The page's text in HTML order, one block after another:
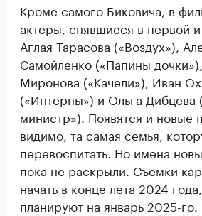
Кроме самого Биковича, в
актеры, снявшиеся в первой и
Аглая Тарасова («Воздух»),
Самойленко («Папины
Миронова («Качели»), Иван
(«Интерны») и Ольга Дибцева
министр»). Появятся и новые
видимо, та самая семья,
перевоспитать. Но имена
пока не раскрыли. Съемки
начать в конце лета 2024
планируют на январь 2025-го.